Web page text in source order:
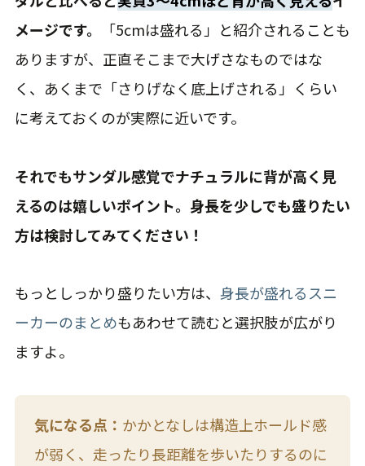
メージです。
「5cmは盛れる」と紹介されることも
ありますが、正直そこまで大げさなものではな
く、あくまで「さりげなく底上げされる」くらい
に考えておくのが実際に近いです。
それでもサンダル感覚でナチュラルに背が高く見
えるのは嬉しいポイント。身長を少しでも盛りたい
方は検討してみてください！
もっとしっかり盛りたい方は、 身長が盛れるスニ
ーカーのまとめもあわせて読むと選択肢が広がり
ますよ。
気になる点： かかとなしは構造上ホールド感
が弱く、走ったり長距離を歩いたりするのに